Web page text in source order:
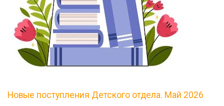
Новые поступления Детского отдела. Май 2026